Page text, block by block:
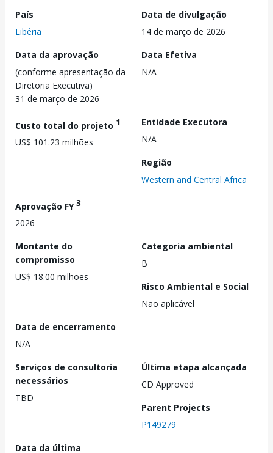
País
Libéria
Data de divulgação
14 de março de 2026
Data da aprovação
(conforme apresentação da
Diretoria Executiva)
31 de março de 2026
Data Efetiva
N/A
Custo total do projeto 1
US$ 101.23 milhões
Entidade Executora
N/A
Região
Western and Central Africa
Aprovação FY3
2026
Montante do
compromisso
US$ 18.00 milhões
Categoria ambiental
B
Risco Ambiental e Social
Não aplicável
Data de encerramento
N/A
Serviços de consultoria
necessários
TBD
Última etapa alcançada
CD Approved
Parent Projects
P149279
Data da última